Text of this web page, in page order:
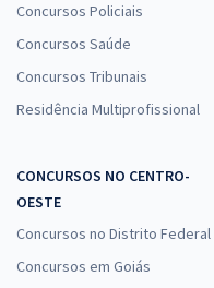
Concursos Policiais
Concursos Saúde
Concursos Tribunais
Residência Multiprofissional
CONCURSOS NO CENTRO-
OESTE
Concursos no Distrito Federal
Concursos em Goiás